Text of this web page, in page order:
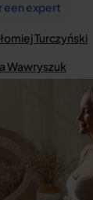
een expert
Turczyński
Wawryszuk